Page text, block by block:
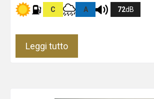
C A 72dB
Leggi tutto